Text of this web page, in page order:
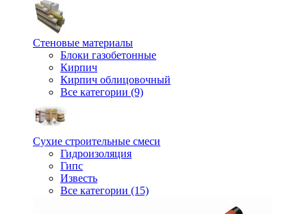
Стеновые материалы
Блоки газобетонные
Кирпич
Кирпич облицовочный
Все категории (9)
Сухие строительные смеси
Гидроизоляция
Гипс
Известь
Все категории (15)